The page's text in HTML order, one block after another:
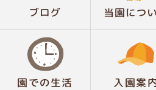
ブログ 当園につ
園での生活 入園案